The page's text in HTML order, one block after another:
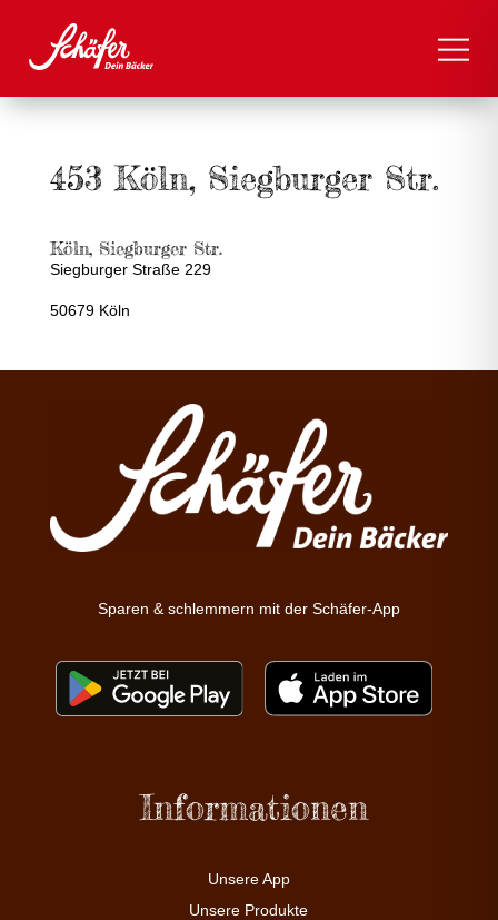
453 Köln, Siegburger Str.
Köln, Siegburger Str.
Siegburger Straße 229
50679 Köln
Sparen & schlemmern mit der Schäfer-App
Informationen
Unsere App
Unsere Produkte